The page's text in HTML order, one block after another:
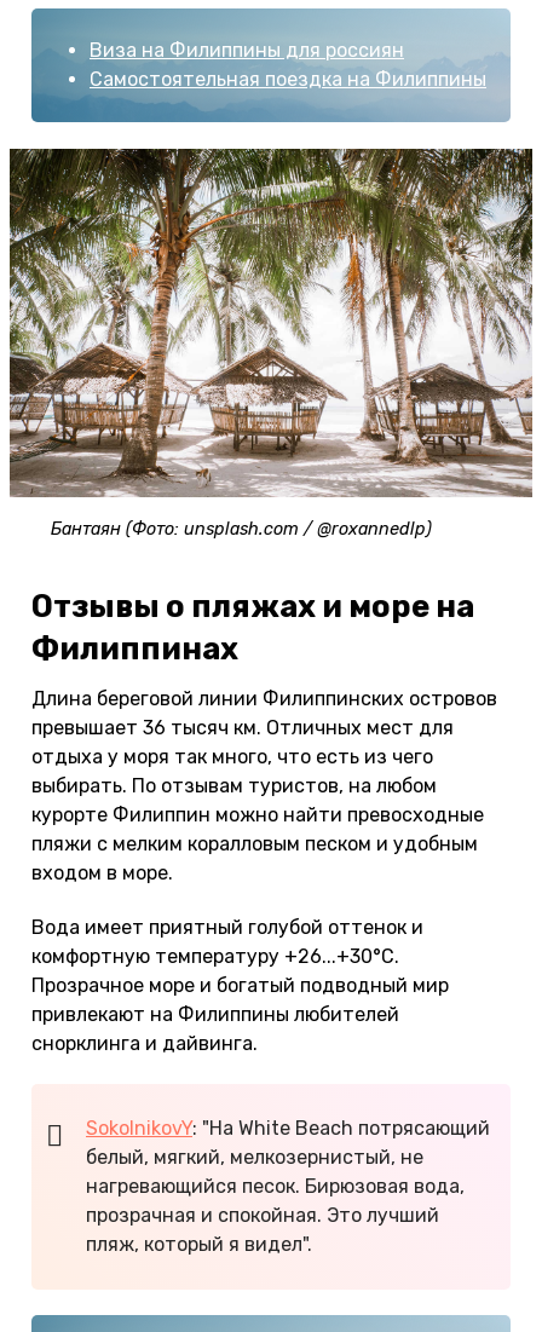
Виза на Филиппины для россиян
Самостоятельная поездка на Филиппины
Бантаян (Фото: unsplash.com / @roxannedlp)
Отзывы о пляжах и море на
Филиппинах
Длина береговой линии Филиппинских островов
превышает 36 тысяч км. Отличных мест для
отдыха у моря так много, что есть из чего
выбирать. По отзывам туристов, на любом
курорте Филиппин можно найти превосходные
пляжи с мелким коралловым песком и удобным
входом в море.
Вода имеет приятный голубой оттенок и
комфортную температуру +26...+30°С.
Прозрачное море и богатый подводный мир
привлекают на Филиппины любителей
снорклинга и дайвинга.
SokolnikovY: "На White Beach потрясающий
белый, мягкий, мелкозернистый, не
нагревающийся песок. Бирюзовая вода,
прозрачная и спокойная. Это лучший
пляж, который я видел".